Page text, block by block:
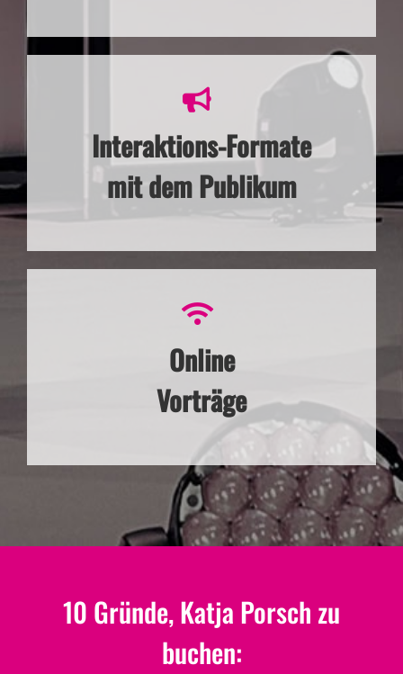
Interaktions-Formate
mit dem Publikum
Online
Vorträge
10 Gründe, Katja Porsch zu
buchen: